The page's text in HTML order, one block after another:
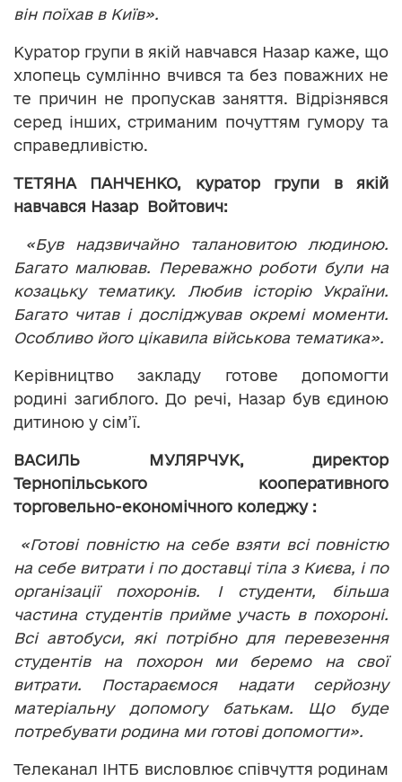
він поїхав в Київ».
Куратор групи в якій навчався Назар каже, що
хлопець сумлінно вчився та без поважних не
те причин не пропускав заняття. Відрізнявся
серед інших, стриманим почуттям гумору та
справедливістю.
ТЕТЯНА ПАНЧЕНКО, куратор групи в якій
навчався Назар Войтович:
«Був надзвичайно талановитою людиною.
Багато малював. Переважно роботи були на
козацьку тематику. Любив історію України.
Багато читав і досліджував окремі моменти.
Особливо його цікавила військова тематика».
Керівництво закладу готове допомогти
родині загиблого. До речі, Назар був єдиною
дитиною у сім’ї.
ВАСИЛЬ МУЛЯРЧУК, директор
Тернопільського кооперативного
торговельно-економічного коледжу :
«Готові повністю на себе взяти всі повністю
на себе витрати і по доставці тіла з Києва, і по
організації похоронів. І студенти, більша
частина студентів прийме участь в похороні.
Всі автобуси, які потрібно для перевезення
студентів на похорон ми беремо на свої
витрати. Постараємося надати серйозну
матеріальну допомогу батькам. Що буде
потребувати родина ми готові допомогти».
Телеканал ІНТБ висловлює співчуття родинам